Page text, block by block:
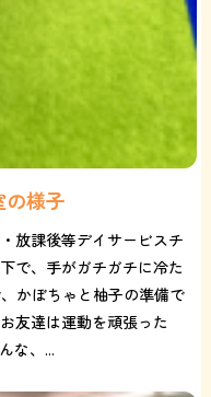
の様子
放課後等デイサービスチ
で、手がガチガチに冷た
かぼちゃと柚子の準備で
友達は運動を頑張った
な、...